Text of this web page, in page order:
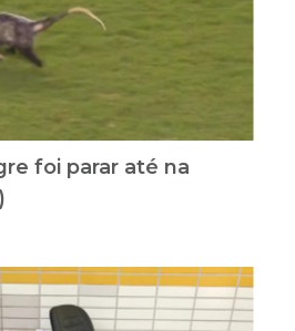
foi parar até na